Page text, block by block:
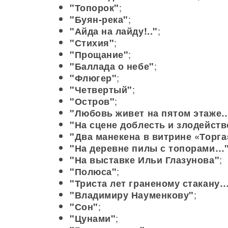
"Топорок";
"Буян-река";
"Айда на лайду!..";
"Стихия";
"Прощание";
"Баллада о небе";
"Флюгер";
"Четвертый";
"Остров";
"Любовь живет на пятом
"На сцене доблесть и
"Два манекена в витрине
"На деревне пилы с топорами…"
"На выставке Ильи Глазунова";
"Полюса";
"Триста лет граненому
"Владимиру Науменкову";
"Сон";
"Цунами";